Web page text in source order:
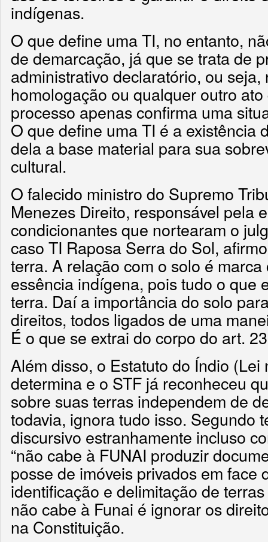
indígenas.
O que define uma TI, no entanto,
de demarcação, já que se trata de
administrativo declaratório, ou
homologação ou qualquer outro ato
processo apenas confirma uma
O que define uma TI é a existência
dela a base material para sua
cultural.
O falecido ministro do Supremo
Menezes Direito, responsável pela
condicionantes que nortearam o
caso TI Raposa Serra do Sol,
terra. A relação com o solo é
essência indígena, pois tudo o que
terra. Daí a importância do solo
direitos, todos ligados de uma
É o que se extrai do corpo do art.
Além disso, o Estatuto do Índio (Lei
determina e o STF já reconheceu
sobre suas terras independem de
todavia, ignora tudo isso. Segundo
discursivo estranhamente incluso
“não cabe à FUNAI produzir
posse de imóveis privados em face
identificação e delimitação de
não cabe à Funai é ignorar os
na Constituição.